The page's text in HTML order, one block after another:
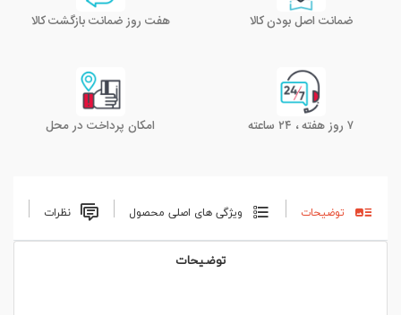
ضمانت اصل بودن کالا هفت روز ضمانت بازگشت کالا
۷ روز هفته ، ۲۴ ساعته امکان پرداخت در محل
توضیحات ویژگی های اصلی محصول نظرات
توضیحات